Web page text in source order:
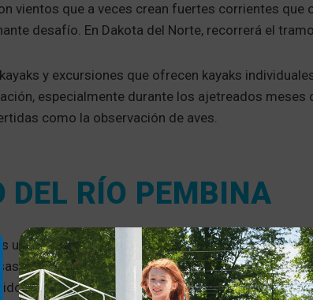
vientos que a veces crean fuertes corrientes que
desafío. En Dakota del Norte, recorrerá el
y excursiones que ofrecen kayaks
especialmente durante los ajetreados
como la observación de aves.
DEL RÍO PEMBINA
un excelente punto de partida si está dispuesto a
vistas. La zona que rodea el río está apartada y
de clase 1 que son agradables tanto para